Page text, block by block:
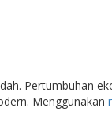
Pertumbuhan
Menggunakan